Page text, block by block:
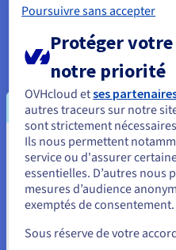
ralentissaient
logiciels en raison des
Les tests de sécurité
pipelines CI/CD permettent
plus fréquentes sans
En cas d’incident de
sont prêtes à intervenir
plans de réponse aux
surveillance et à une
un confinement et une
les temps d'arrêt et les
Vous semblez
Unis.
Pour commander, rendez-vous
Poursuivre sans accepter
Protéger
notre priorité
OVHcloud etses
autres traceurs sur notre
sont strictement
Ils nous permettent
service ou d'assurer
essentielles. D’autres nous
mesures d’audience
exemptés de consentement.
Sous réserve de votre